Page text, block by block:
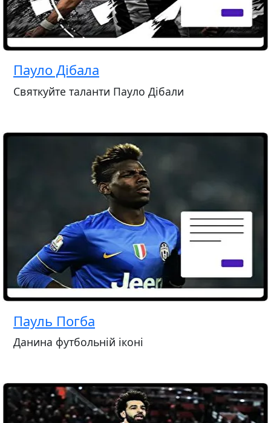
Пауло Дібала
Святкуйте таланти Пауло Дібали
Пауль Погба
Данина футбольній іконі